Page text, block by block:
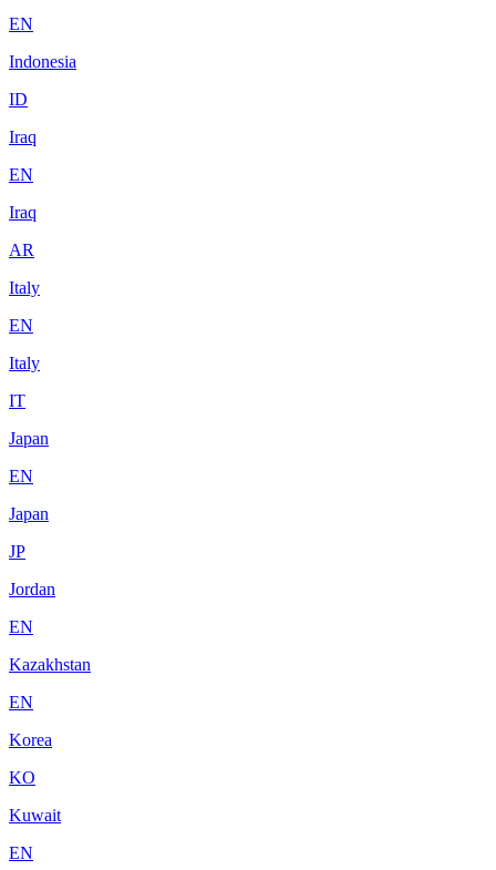
EN
Indonesia
ID
Iraq
EN
Iraq
AR
Italy
EN
Italy
IT
Japan
EN
Japan
JP
Jordan
EN
Kazakhstan
EN
Korea
KO
Kuwait
EN